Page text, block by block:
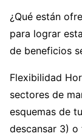
¿Qué están
para lograr
de beneficios
Flexibilidad
sectores de
esquemas de
descansar 3)